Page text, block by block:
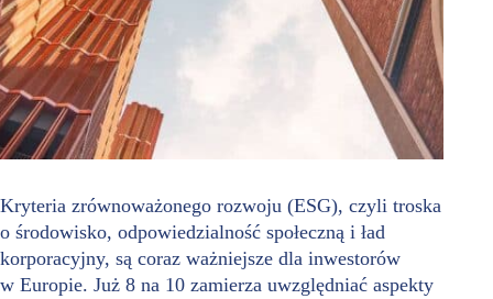
Kryteria zrównoważonego rozwoju (ESG), czyli troska
o środowisko, odpowiedzialność społeczną i ład
korporacyjny, są coraz ważniejsze dla inwestorów
w Europie. Już 8 na 10 zamierza uwzględniać aspekty